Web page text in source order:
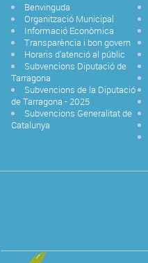
Benvinguda
Organització Municipal
Informació Econòmica
Transparència i bon govern
Horaris d'atenció al públic
Subvencions Diputació de
Tarragona
Subvencions de la Diputació
de Tarragona - 2025
Subvencions Generalitat de
Catalunya